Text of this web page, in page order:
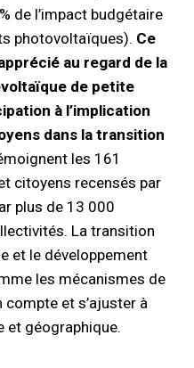
de l’impact budgétaire
photovoltaïques). Ce
au regard de la
de petite
à l’implication
dans la transition
les 161
citoyens recensés par
plus de 13 000
La transition
et le développement
les mécanismes de
et s’ajuster à
et géographique.